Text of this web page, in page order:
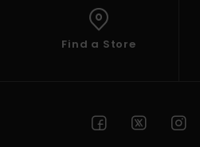
Find a Store